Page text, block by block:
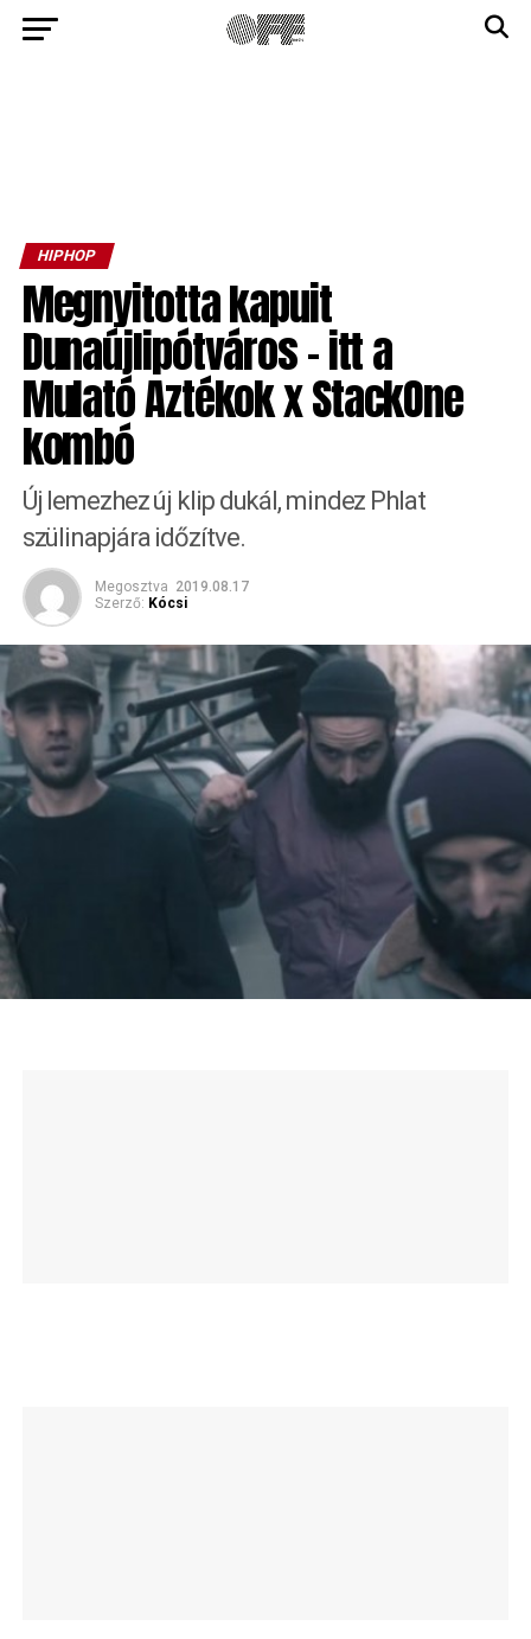
HIPHOP
Megnyitotta kapuit
Dunaújlipótváros – itt a
Mulató Aztékok x StackOne
kombó
Új lemezhez új klip dukál, mindez Phlat
szülinapjára időzítve.
Megosztva 2019.08.17
Szerző: Kócsi